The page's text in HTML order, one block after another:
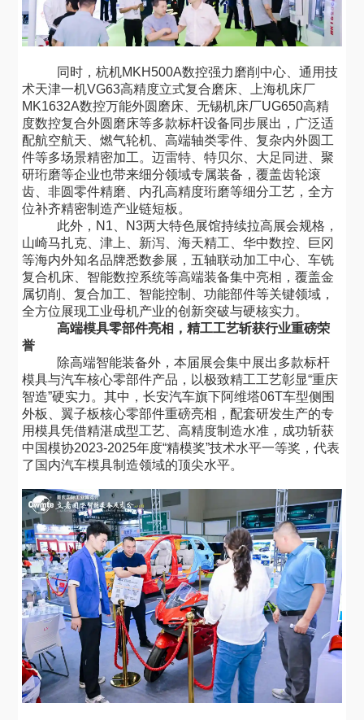
同时，杭机MKH500A数控强力磨削中心、通用技
术天津一机VG63高精度立式复合磨床、上海机床厂
MK1632A数控万能外圆磨床、无锡机床厂UG650高精
度数控复合外圆磨床等多款标杆设备同步展出，广泛适
配航空航天、燃气轮机、高端轴类零件、复杂内外圆工
件等多场景精密加工。迈雷特、特贝尔、大足同进、聚
研珩磨等企业也带来细分领域专属装备，覆盖齿轮滚
齿、非圆零件精磨、内孔高精度珩磨等细分工艺，全方
位补齐精密制造产业链短板。
此外， N1、N3两大特色展馆持续拉高展会规格，
山崎马扎克、津上、新泻、海天精工、华中数控、巨冈
等海内外知名品牌悉数参展，五轴联动加工中心、车铣
复合机床、智能数控系统等高端装备集中亮相，覆盖金
属切削、复合加工、智能控制、功能部件等关键领域，
全方位展现工业母机产业的创新突破与硬核实力。
高端模具零部件亮相，精工工艺斩获行业重磅荣
誉
除高端智能装备外，本届展会集中展出多款标杆
模具与汽车核心零部件产品，以极致精工工艺彰显“重庆
智造”硬实力。其中，长安汽车旗下阿维塔06T车型侧围
外板、翼子板核心零部件重磅亮相，配套研发生产的专
用模具凭借精湛成型工艺、高精度制造水准，成功斩获
中国模协2023-2025年度“精模奖”技术水平一等奖，代表
了国内汽车模具制造领域的顶尖水平。